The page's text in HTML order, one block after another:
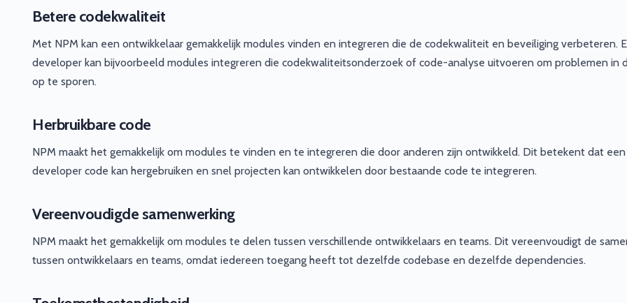
Betere codekwaliteit
Met NPM kan een ontwikkelaar gemakkelijk modules vinden en integreren die de codekwaliteit en beveiliging verbeteren.
developer kan bijvoorbeeld modules integreren die codekwaliteitsonderzoek of code-analyse uitvoeren om problemen in
op te sporen.
Herbruikbare code
NPM maakt het gemakkelijk om modules te vinden en te integreren die door anderen zijn ontwikkeld. Dit betekent dat een
developer code kan hergebruiken en snel projecten kan ontwikkelen door bestaande code te integreren.
Vereenvoudigde samenwerking
NPM maakt het gemakkelijk om modules te delen tussen verschillende ontwikkelaars en teams. Dit vereenvoudigt de
tussen ontwikkelaars en teams, omdat iedereen toegang heeft tot dezelfde codebase en dezelfde dependencies.